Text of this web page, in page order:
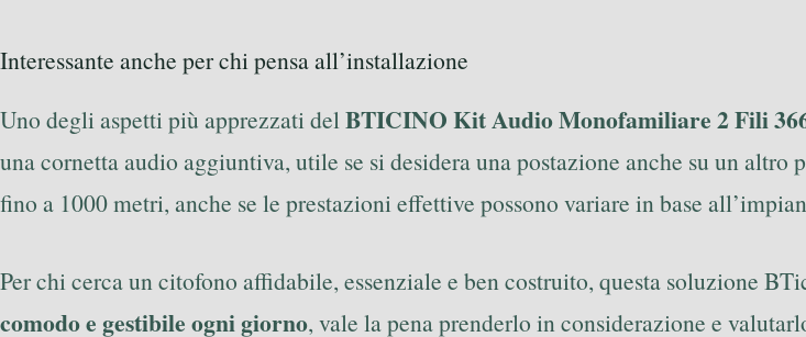
Interessante anche per chi pensa all’installazione
Uno degli aspetti più apprezzati delBTICINO Kit Audio Monofamiliare 2 Fili
una cornetta audio aggiuntiva, utile se si desidera una postazione anche su un
fino a 1000 metri, anche se le prestazioni effettive possono variare in base
Per chi cerca un citofono affidabile, essenziale e ben costruito, questa soluzione
comodo e gestibile ogni giorno, vale la pena prenderlo in considerazione e